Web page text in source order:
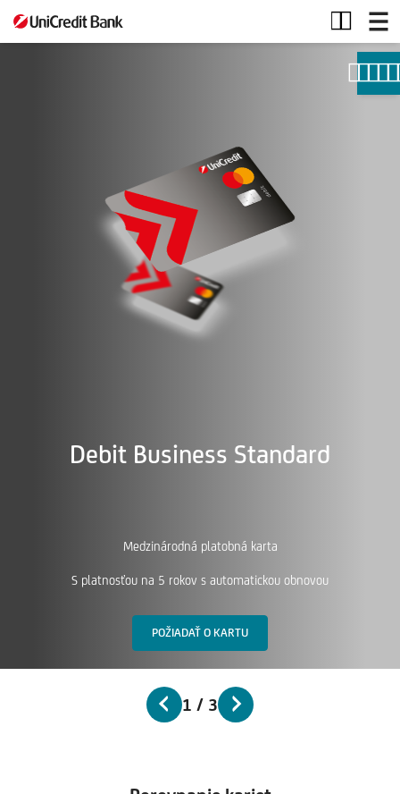
Debetné
karty
Debit Business Standard
Medzinárodná platobná karta
S platnosťou na 5 rokov s automatickou obnovou
POŽIADAŤ O KARTU
1 / 3